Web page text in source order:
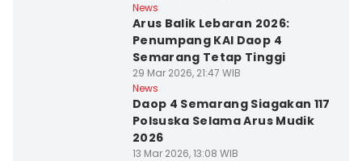
News
Arus Balik Lebaran 2026:
Penumpang KAI Daop 4
Semarang Tetap Tinggi
29 Mar 2026, 21:47 WIB
News
Daop 4 Semarang Siagakan 117
Polsuska Selama Arus Mudik
2026
13 Mar 2026, 13:08 WIB